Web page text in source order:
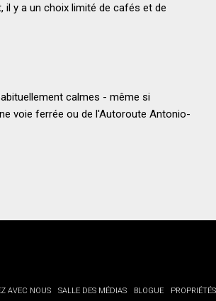
il y a un choix limité de cafés et de
calmes - même si
voie ferrée ou de l'Autoroute Antonio-
AVEC NOUS SALLE DES MÉDIAS BLOGUE